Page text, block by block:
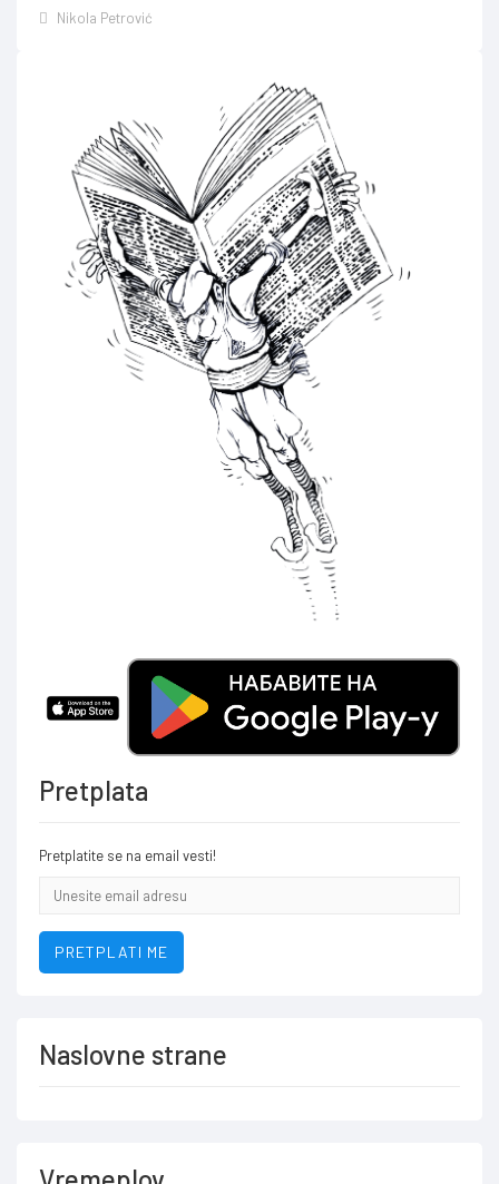
Nikola Petrović
Pretplata
Pretplatite se na email vesti!
Email
addresa
PRETPLATI ME
Naslovne strane